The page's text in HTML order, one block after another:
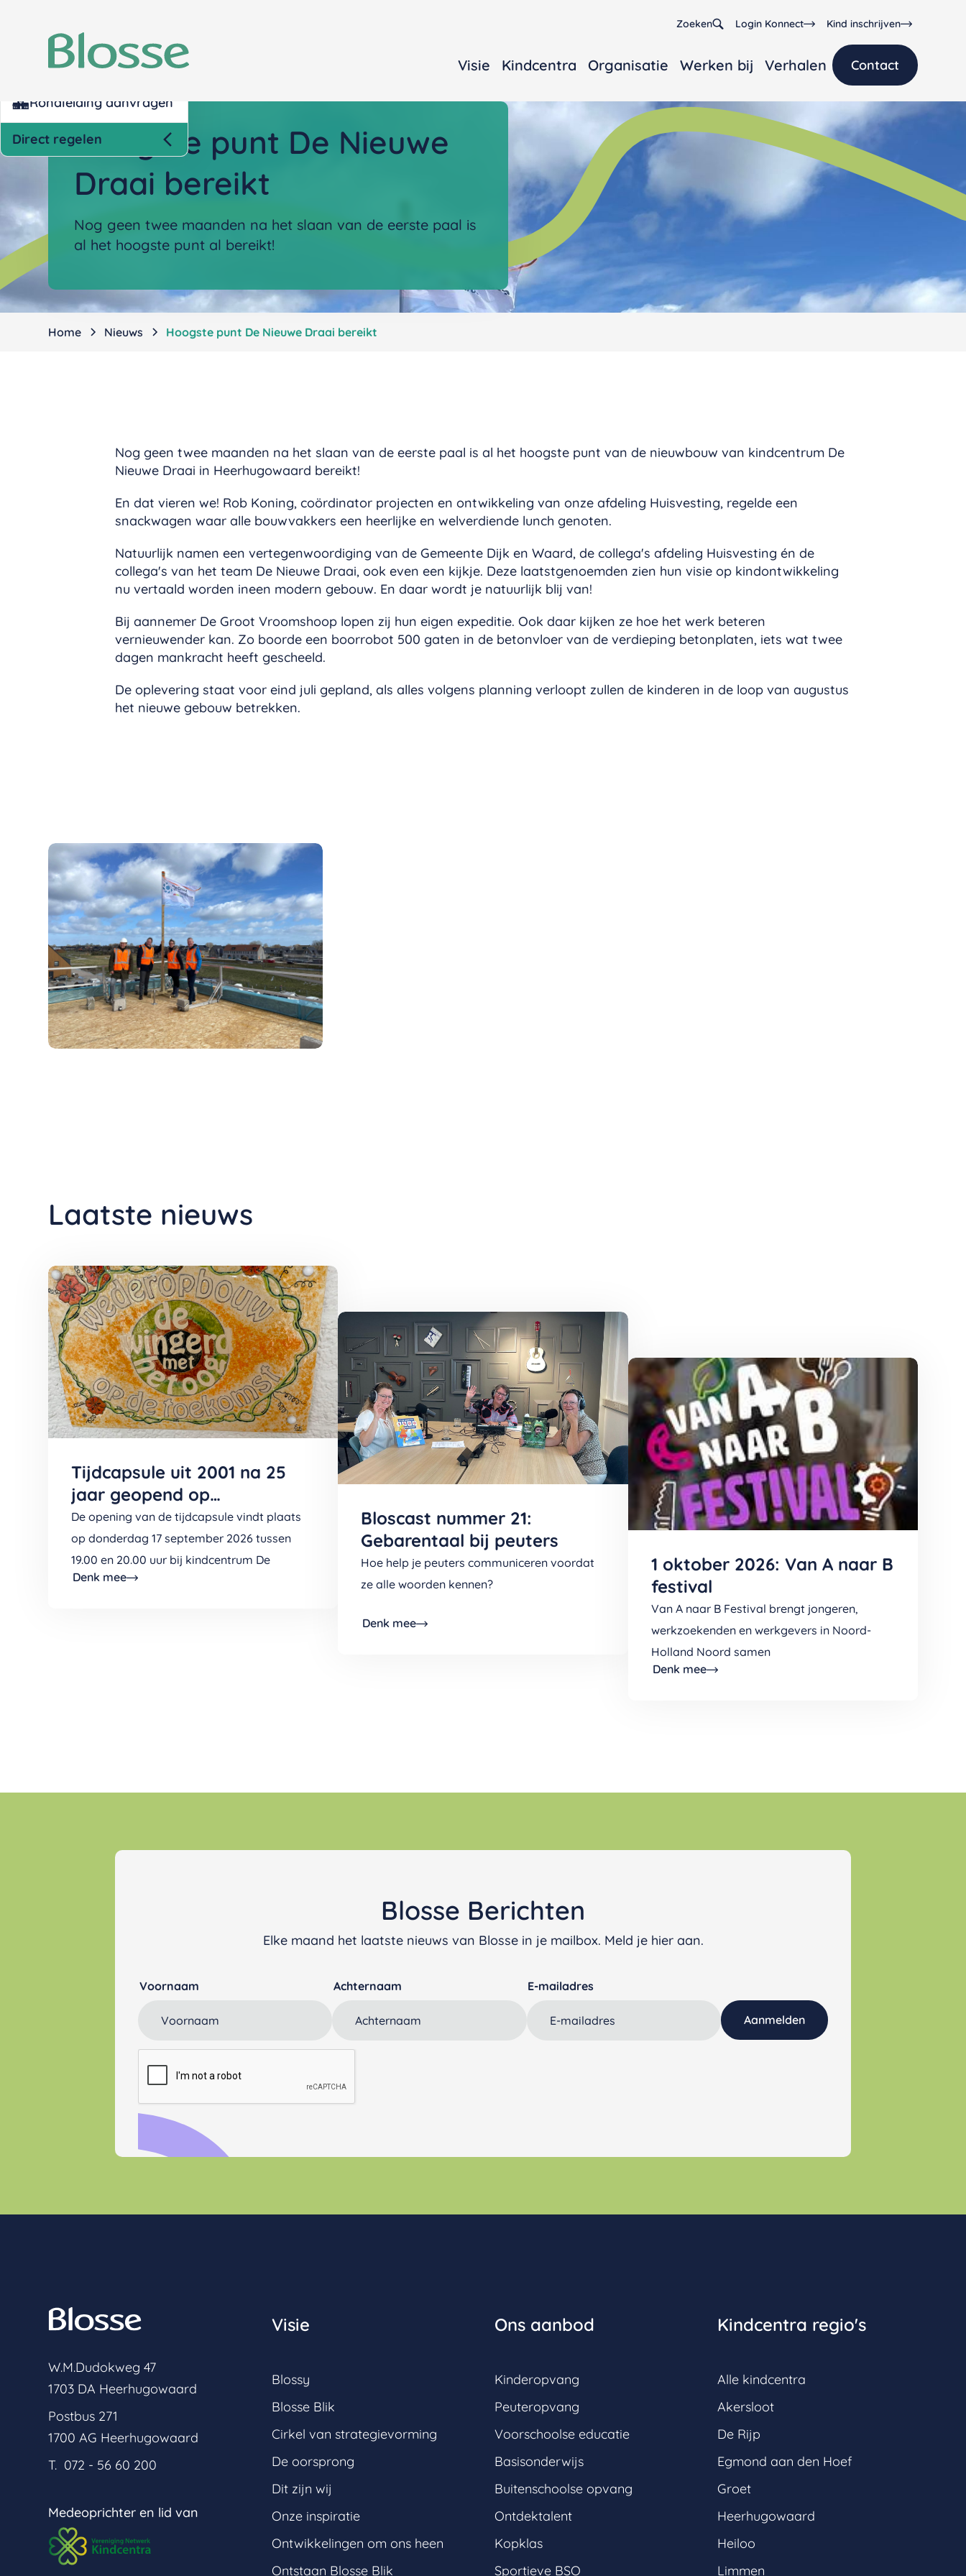
Nettokosten berekenen
Rondleiding aanvragen
Direct regelen
Visie Kindcentra Organisatie Werken bij Verhalen Contact
Zoeken Login Konnect Kind inschrijven
Hoogste punt De Nieuwe
Draai bereikt
Nog geen twee maanden na het slaan van de eerste paal is
al het hoogste punt al bereikt!
Home Nieuws Hoogste punt De Nieuwe Draai bereikt
Nog geen twee maanden na het slaan van de eerste paal is al het hoogste punt van de nieuwbouw van kindcentrum De
Nieuwe Draai in Heerhugowaard bereikt!
En dat vieren we! Rob Koning, coördinator projecten en ontwikkeling van onze afdeling Huisvesting, regelde een
snackwagen waar alle bouwvakkers een heerlijke en welverdiende lunch genoten.
Natuurlijk namen een vertegenwoordiging van de Gemeente Dijk en Waard, de collega's afdeling Huisvesting én de
collega's van het team De Nieuwe Draai, ook even een kijkje. Deze laatstgenoemden zien hun visie op kindontwikkeling
nu vertaald worden ineen modern gebouw. En daar wordt je natuurlijk blij van!
Bij aannemer De Groot Vroomshoop lopen zij hun eigen expeditie. Ook daar kijken ze hoe het werk beteren
vernieuwender kan. Zo boorde een boorrobot 500 gaten in de betonvloer van de verdieping betonplaten, iets wat twee
dagen mankracht heeft gescheeld.
De oplevering staat voor eind juli gepland, als alles volgens planning verloopt zullen de kinderen in de loop van augustus
het nieuwe gebouw betrekken.
Laatste nieuws
Tijdcapsule uit 2001 na 25
jaar geopend op
Kindcentrum De Boomladder
(v/h De Wingerd)
De opening van de tijdcapsule vindt plaats
op donderdag 17 september 2026 tussen
19.00 en 20.00 uur bij kindcentrum De
Boomladder
Denk mee
Bloscast nummer 21:
Gebarentaal bij peuters
Hoe help je peuters communiceren voordat
ze alle woorden kennen?
Denk mee
1 oktober 2026: Van A naar B
festival
Van A naar B Festival brengt jongeren,
werkzoekenden en werkgevers in Noord-
Holland Noord samen
Denk mee
Blosse Berichten
Elke maand het laatste nieuws van Blosse in je mailbox. Meld je hier aan.
Voornaam Achternaam E-mailadres
W.M.Dudokweg 47
1703 DA Heerhugowaard
Postbus 271
1700 AG Heerhugowaard
T. 072 - 56 60 200
Medeoprichter en lid van
Visie
Blossy
Blosse Blik
Cirkel van strategievorming
De oorsprong
Dit zijn wij
Onze inspiratie
Ontwikkelingen om ons heen
Ontstaan Blosse Blik
Ons aanbod
Kinderopvang
Peuteropvang
Voorschoolse educatie
Basisonderwijs
Buitenschoolse opvang
Ontdektalent
Kopklas
Sportieve BSO
Kindcentra regio's
Alle kindcentra
Akersloot
De Rijp
Egmond aan den Hoef
Groet
Heerhugowaard
Heiloo
Limmen